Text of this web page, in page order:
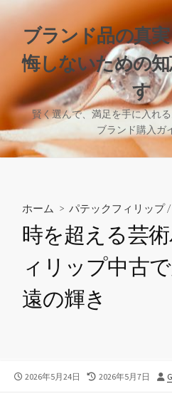
コ
ン
へ
ス
キ
ッ
ブランド品の真
悔しないための
す
賢く選んで、満足を手に入れ
ブランド購入ガ
ホーム > パテックフィリップ/
時を超える芸
ィリップ中古
遠の輝き
公
2026年5月24日
最
2026年5月7日